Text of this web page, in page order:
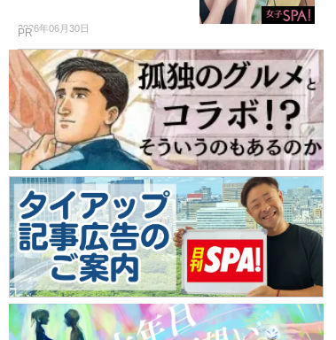
2026年06月30日
PR